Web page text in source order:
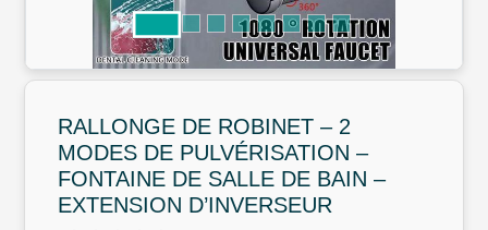
RALLONGE DE ROBINET – 2
MODES DE PULVÉRISATION –
FONTAINE DE SALLE DE BAIN –
EXTENSION D’INVERSEUR